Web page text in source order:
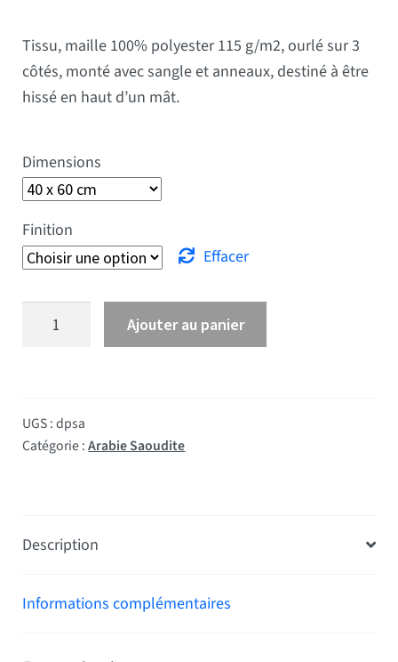
Tissu, maille 100% polyester 115 g/m2, ourlé sur 3
côtés, monté avec sangle et anneaux, destiné à être
hissé en haut d’un mât.
Dimensions
Finition
Effacer
quantité de Drapeau Arabie Saoudite
Ajouter au panier
UGS :dpsa
Catégorie :Arabie Saoudite
Description
Informations complémentaires